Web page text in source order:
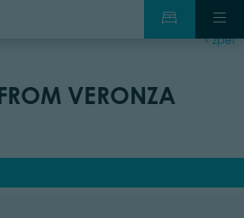
zpět
VERONZA